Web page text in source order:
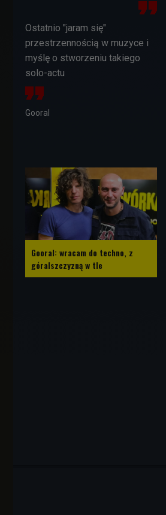
Ostatnio "jaram się"
przestrzennością w muzyce i
myślę o stworzeniu takiego
solo-actu
Gooral
Gooral: wracam do techno, z
góralszczyzną w tle